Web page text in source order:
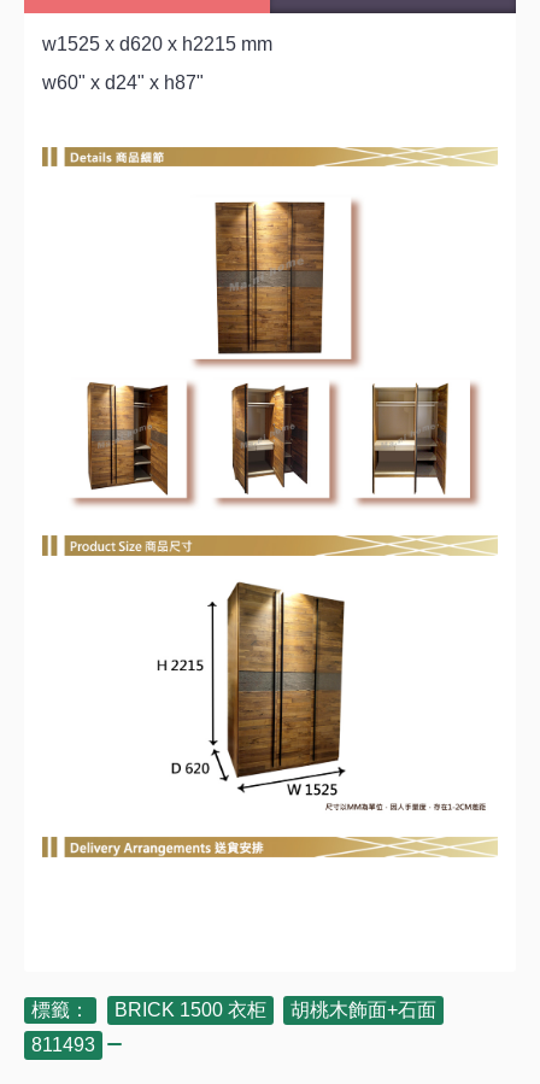
w1525 x d620 x h2215 mm
w60" x d24" x h87"
標籤： BRICK 1500 衣柜 胡桃木飾面+石面
811493